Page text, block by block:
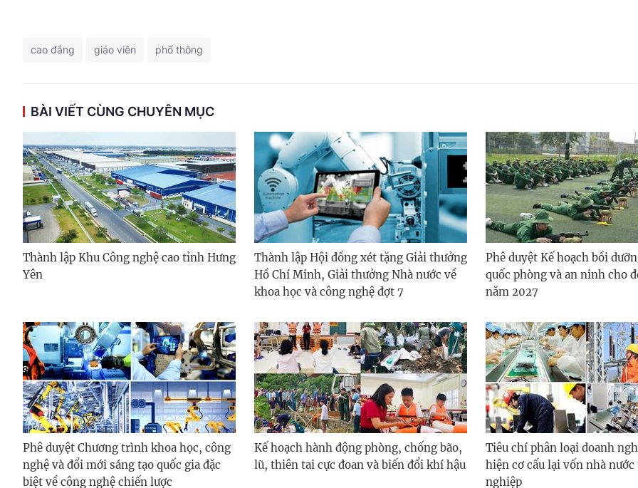
cao đẳng giáo viên phổ thông
BÀI VIẾT CÙNG CHUYÊN MỤC
Thành lập Khu Công nghệ cao tỉnh Hưng
Yên
Thành lập Hội đồng xét tặng Giải thưởng
Hồ Chí Minh, Giải thưởng Nhà nước về
khoa học và công nghệ đợt 7
Phê duyệt Kế hoạch bồi
quốc phòng và an ninh cho
năm 2027
Phê duyệt Chương trình khoa học, công
nghệ và đổi mới sáng tạo quốc gia đặc
biệt về công nghệ chiến lược
Kế hoạch hành động phòng, chống bão,
lũ, thiên tai cực đoan và biến đổi khí hậu
Tiêu chí phân loại doanh
hiện cơ cấu lại vốn nhà nước
nghiệp